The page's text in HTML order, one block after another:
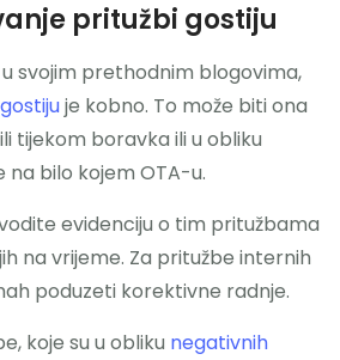
pritužbi gostiju
svojim prethodnim blogovima,
je kobno. To može biti ona
tijekom boravka ili u obliku
bilo kojem OTA-u.
evidenciju o tim pritužbama
na vrijeme. Za pritužbe internih
poduzeti korektivne radnje.
koje su u obliku negativnih